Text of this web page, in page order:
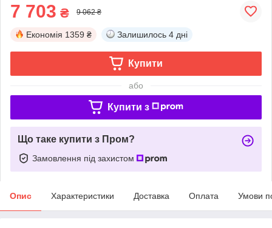
7 703 ₴ 9 062 ₴
Економія 1359 ₴ Залишилось 4 дні
Купити
або
Купити з
Що таке купити з Пром?
Замовлення під захистом
Опис Характеристики Доставка Оплата Умови